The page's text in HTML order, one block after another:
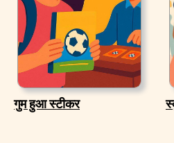
गुम हुआ स्टीकर